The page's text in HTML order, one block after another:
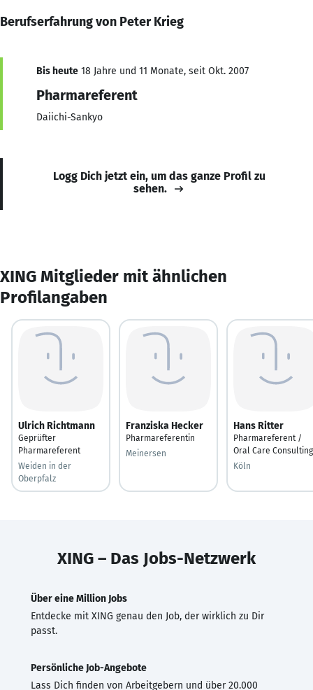
Berufserfahrung von Peter Krieg
Bis heute 18 Jahre und 11 Monate, seit Okt. 2007
Pharmareferent
Daiichi-Sankyo
Logg Dich jetzt ein, um das ganze Profil zu
sehen.
XING Mitglieder mit ähnlichen
Profilangaben
Ulrich Richtmann
Geprüfter
Pharmareferent
Weiden in der
Oberpfalz
Franziska Hecker
Pharmareferentin
Meinersen
Hans Ritter
Pharmareferent /
Oral Care Consulting
Köln
XING – Das Jobs-Netzwerk
Über eine Million Jobs
Entdecke mit XING genau den Job, der wirklich zu Dir
passt.
Persönliche Job-Angebote
Lass Dich finden von Arbeitgebern und über 20.000